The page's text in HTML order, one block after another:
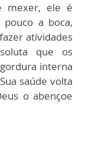
mexer, ele é
a boca,
atividades
que os
interna
saúde volta
o abençoe